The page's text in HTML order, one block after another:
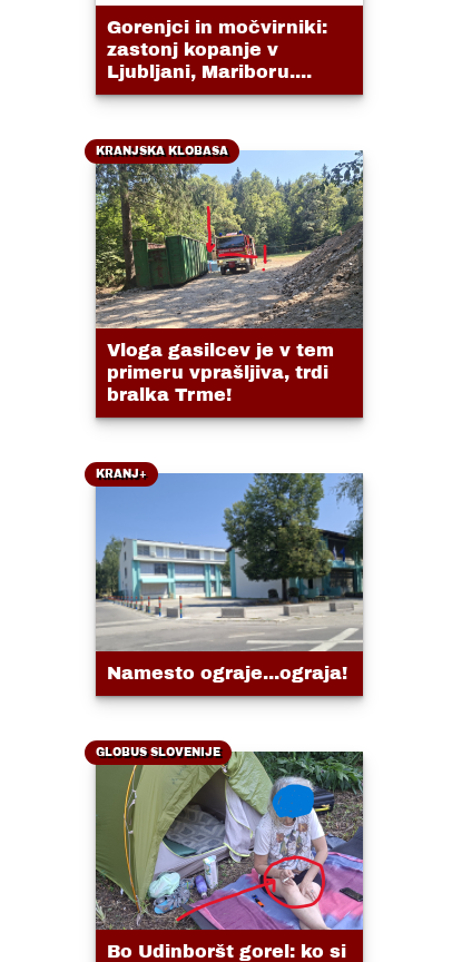
Gorenjci in močvirniki:
zastonj kopanje v
Ljubljani, Mariboru....
KRANJSKA KLOBASA
Vloga gasilcev je v tem
primeru vprašljiva, trdi
bralka Trme!
KRANJ+
Namesto ograje...ograja!
GLOBUS SLOVENIJE
Bo Udinboršt gorel: ko si